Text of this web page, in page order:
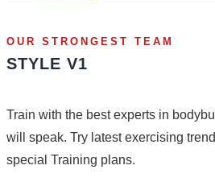
OUR STRONGEST TEAM
STYLE V1
Train with the best experts in
will speak. Try latest exercising
special Training plans.